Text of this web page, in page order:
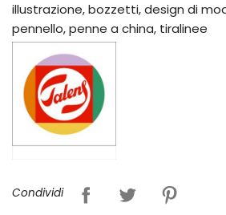
illustrazione, bozzetti, design di
pennello, penne a china, tiralinee
Condividi